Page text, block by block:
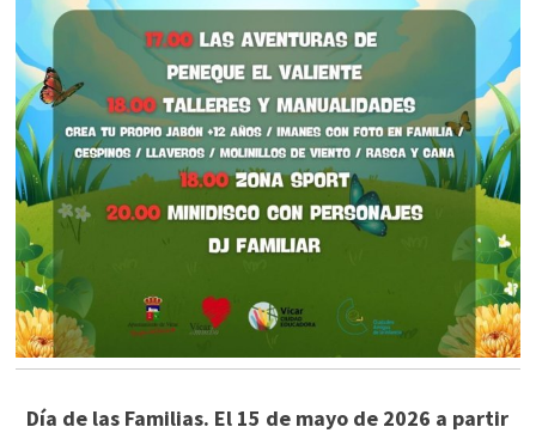
Día de las Familias. El 15 de mayo de 2026 a partir